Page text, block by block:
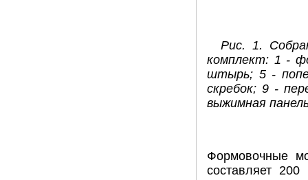
Рис. 1.
комплект: 1 -
штырь; 5 -
скребок; 9 -
выжимная
Формовочные
составляет